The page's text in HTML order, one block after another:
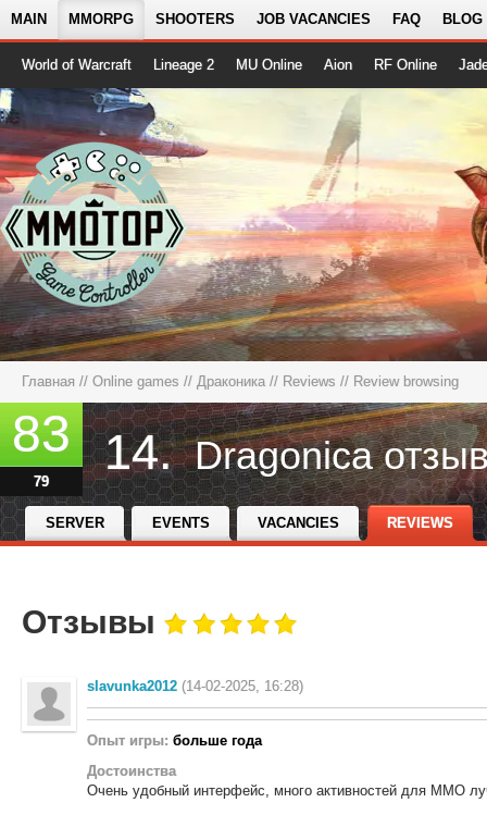
MAIN MMORPG SHOOTERS JOB VACANCIES FAQ BLOG
World of Warcraft Lineage 2 MU Online Aion RF Online
Главная // Online games // Драконика // Reviews // Review browsing
83
79
14. Dragonica
SERVER EVENTS VACANCIES REVIEWS
Отзывы
slavunka2012 (14-02-2025, 16:28)
Опыт игры: больше года
Достоинства
Очень удобный интерфейс, много активностей для ММО